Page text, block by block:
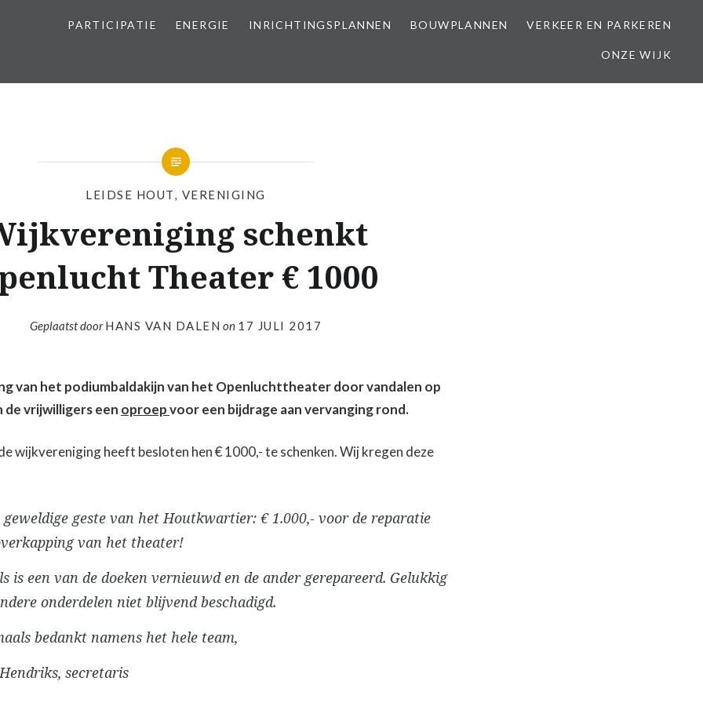
PARTICIPATIE ENERGIE INRICHTINGSPLANNEN BOUWPLANNEN VERKEER EN PARKEREN
ONZE WIJK
LEIDSE HOUT, VERENIGING
schenkt
Theater € 1000
Geplaatst doorHANS VAN DALEN on 17 JULI 2017
van het podiumbaldakijn van het Openluchttheater door vandalen op
de vrijwilligers een oproepvoor een bijdrage aan vervanging rond.
wijkvereniging heeft besloten hen € 1000,- te schenken. Wij kregen deze
geweldige geste van het Houtkwartier: € 1.000,- voor de reparatie
van het theater!
is een van de doeken vernieuwd en de ander gerepareerd. Gelukkig
onderdelen niet blijvend beschadigd.
bedankt namens het hele team,
secretaris